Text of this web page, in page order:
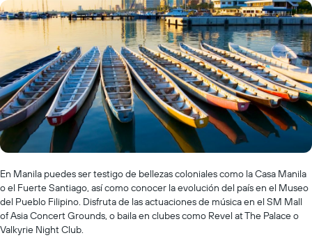
En Manila puedes ser testigo de bellezas coloniales como la Casa Manila
o el Fuerte Santiago, así como conocer la evolución del país en el Museo
del Pueblo Filipino. Disfruta de las actuaciones de música en el SM Mall
of Asia Concert Grounds, o baila en clubes como Revel at The Palace o
Valkyrie Night Club.